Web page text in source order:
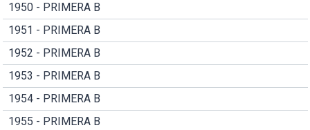
1950 - PRIMERA B
1951 - PRIMERA B
1952 - PRIMERA B
1953 - PRIMERA B
1954 - PRIMERA B
1955 - PRIMERA B